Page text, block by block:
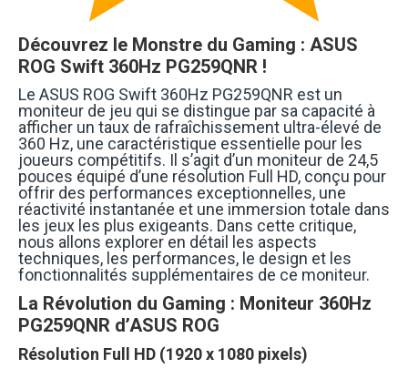
Découvrez le Monstre du Gaming : ASUS
ROG Swift 360Hz PG259QNR !
Le ASUS ROG Swift 360Hz PG259QNR est un
moniteur de jeu qui se distingue par sa capacité à
afficher un taux de rafraîchissement ultra-élevé de
360 Hz, une caractéristique essentielle pour les
joueurs compétitifs. Il s’agit d’un moniteur de 24,5
pouces équipé d’une résolution Full HD, conçu pour
offrir des performances exceptionnelles, une
réactivité instantanée et une immersion totale dans
les jeux les plus exigeants. Dans cette critique,
nous allons explorer en détail les aspects
techniques, les performances, le design et les
fonctionnalités supplémentaires de ce moniteur.
La Révolution du Gaming : Moniteur 360Hz
PG259QNR d’ASUS ROG
Résolution Full HD (1920 x 1080 pixels)